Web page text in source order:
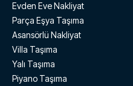
Evden Eve Nakliyat
Parça Eşya Taşıma
Asansörlü Nakliyat
Villa Taşıma
Yalı Taşıma
Piyano Taşıma